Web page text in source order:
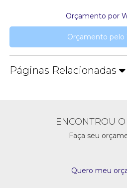
Orçamento por
Orçamento pelo
Páginas Relacionadas
ENCONTROU
Faça seu
Quero meu